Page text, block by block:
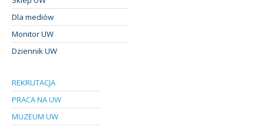
Dla mediów
Monitor UW
Dziennik UW
REKRUTACJA
PRACA NA UW
MUZEUM UW